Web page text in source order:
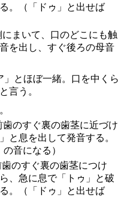
。（「ドゥ」と出せば
にまいて、口のどこにも触
を出し、すぐ後ろの母音
」とほぼ一緒。口を中くら
言う。
歯のすぐ裏の歯茎に近づけ
と息を出して発音する。
音になる）
歯のすぐ裏の歯茎につけ
、急に息で「トゥ」と破
。（「ドゥ」と出せば